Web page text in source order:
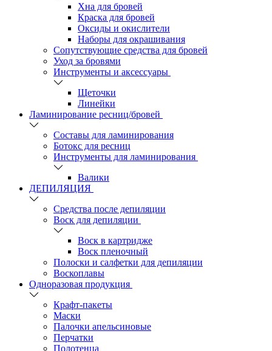
Хна для бровей
Краска для бровей
Оксиды и окислители
Наборы для окрашивания
Сопутствующие средства для бровей
Уход за бровями
Инструменты и аксессуары
Щеточки
Линейки
Ламинирование ресниц/бровей
Составы для ламинирования
Ботокс для ресниц
Инструменты для ламинирования
Валики
ДЕПИЛЯЦИЯ
Средства после депиляции
Воск для депиляции
Воск в картридже
Воск пленочный
Полоски и салфетки для депиляции
Воскоплавы
Одноразовая продукция
Крафт-пакеты
Маски
Палочки апельсиновые
Перчатки
Полотенца